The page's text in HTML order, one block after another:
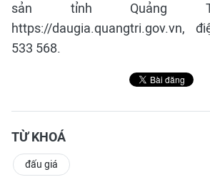
sản tỉnh Quảng
https://daugia.quangtri.gov.vn,
533 568.
TỪ KHOÁ
đấu giá